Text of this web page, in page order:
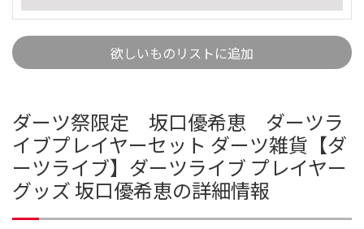
欲しいものリストに追加
ダーツ祭限定 坂口優希恵 ダーツラ
イブプレイヤーセット ダーツ雑貨【ダ
ーツライブ】ダーツライブ プレイヤー
グッズ 坂口優希恵の詳細情報